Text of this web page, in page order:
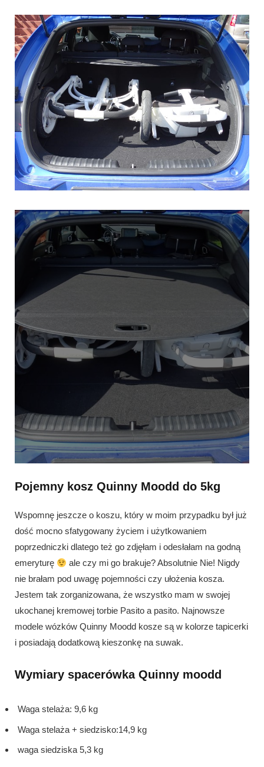
Pojemny kosz Quinny Moodd do 5kg
Wspomnę jeszcze o koszu, który w moim przypadku był już
dość mocno sfatygowany życiem i użytkowaniem
poprzedniczki dlatego też go zdjęłam i odesłałam na godną
emeryturę
ale czy mi go brakuje? Absolutnie Nie! Nigdy
nie brałam pod uwagę pojemności czy ułożenia kosza.
Jestem tak zorganizowana, że wszystko mam w swojej
ukochanej kremowej torbie Pasito a pasito. Najnowsze
modele wózków Quinny Moodd kosze są w kolorze tapicerki
i posiadają dodatkową kieszonkę na suwak.
Wymiary spacerówka Quinny moodd
Waga stelaża: 9,6 kg
Waga stelaża + siedzisko:14,9 kg
waga siedziska 5,3 kg